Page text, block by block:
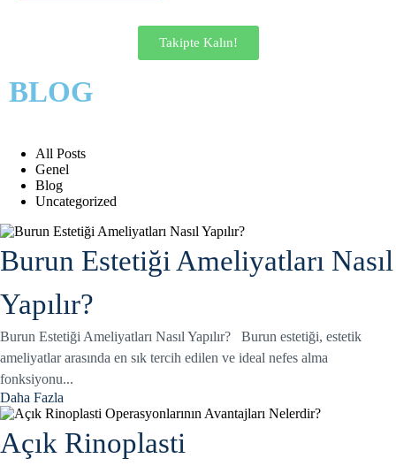
Takipte Kalın!
BLOG
All Posts
Genel
Blog
Uncategorized
Burun Estetiği Ameliyatları Nasıl
Yapılır?
Burun Estetiği Ameliyatları Nasıl Yapılır? Burun estetiği, estetik
ameliyatlar arasında en sık tercih edilen ve ideal nefes alma
fonksiyonu...
Daha Fazla
Açık Rinoplasti